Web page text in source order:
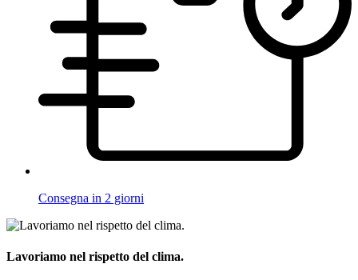
Consegna in 2 giorni
Lavoriamo nel rispetto del clima.